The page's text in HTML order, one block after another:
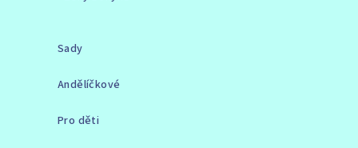
Sady
Andělíčkové
Pro děti